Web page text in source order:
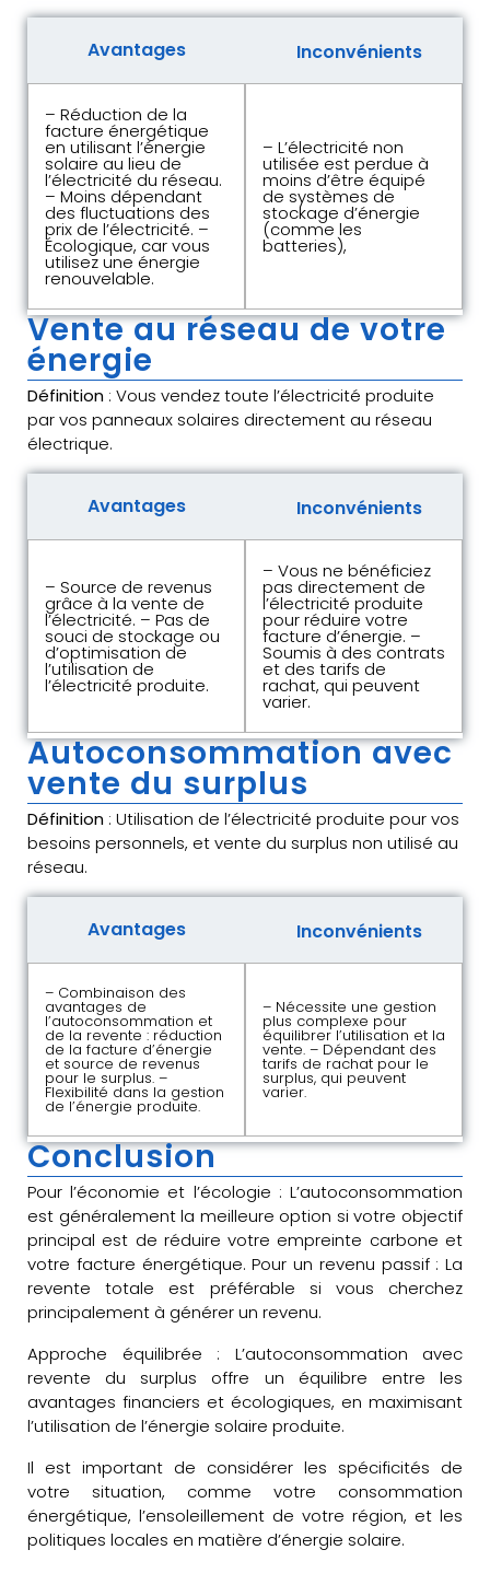
Avantages Inconvénients
– Réduction de la
facture énergétique
en utilisant l’énergie
solaire au lieu de
l’électricité du réseau.
– Moins dépendant
des fluctuations des
prix de l’électricité. –
Écologique, car vous
utilisez une énergie
renouvelable.
– L’électricité non
utilisée est perdue à
moins d’être équipé
de systèmes de
stockage d’énergie
(comme les
batteries),
Vente au réseau de votre
énergie
Définition : Vous vendez toute l’électricité produite
par vos panneaux solaires directement au réseau
électrique.
Avantages Inconvénients
– Source de revenus
grâce à la vente de
l’électricité. – Pas de
souci de stockage ou
d’optimisation de
l’utilisation de
l’électricité produite.
– Vous ne bénéficiez
pas directement de
l’électricité produite
pour réduire votre
facture d’énergie. –
Soumis à des contrats
et des tarifs de
rachat, qui peuvent
varier.
Autoconsommation avec
vente du surplus
Définition : Utilisation de l’électricité produite pour vos
besoins personnels, et vente du surplus non utilisé au
réseau.
Avantages Inconvénients
– Combinaison des
avantages de
l’autoconsommation et
de la revente : réduction
de la facture d’énergie
et source de revenus
pour le surplus. –
Flexibilité dans la gestion
de l’énergie produite.
– Nécessite une gestion
plus complexe pour
équilibrer l’utilisation et la
vente. – Dépendant des
tarifs de rachat pour le
surplus, qui peuvent
varier.
Conclusion
Pour l’économie et l’écologie : L’autoconsommation
est généralement la meilleure option si votre objectif
principal est de réduire votre empreinte carbone et
votre facture énergétique. Pour un revenu passif : La
revente totale est préférable si vous cherchez
principalement à générer un revenu.
Approche équilibrée : L’autoconsommation avec
revente du surplus offre un équilibre entre les
avantages financiers et écologiques, en maximisant
l’utilisation de l’énergie solaire produite.
Il est important de considérer les spécificités de
votre situation, comme votre consommation
énergétique, l’ensoleillement de votre région, et les
politiques locales en matière d’énergie solaire.